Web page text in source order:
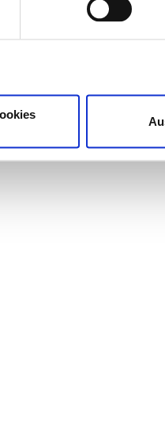
Inhalte und Anzeigen zu
zu analysieren.